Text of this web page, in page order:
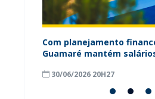
Com planejamento
Guamaré mantém
30/06/2026 20H27